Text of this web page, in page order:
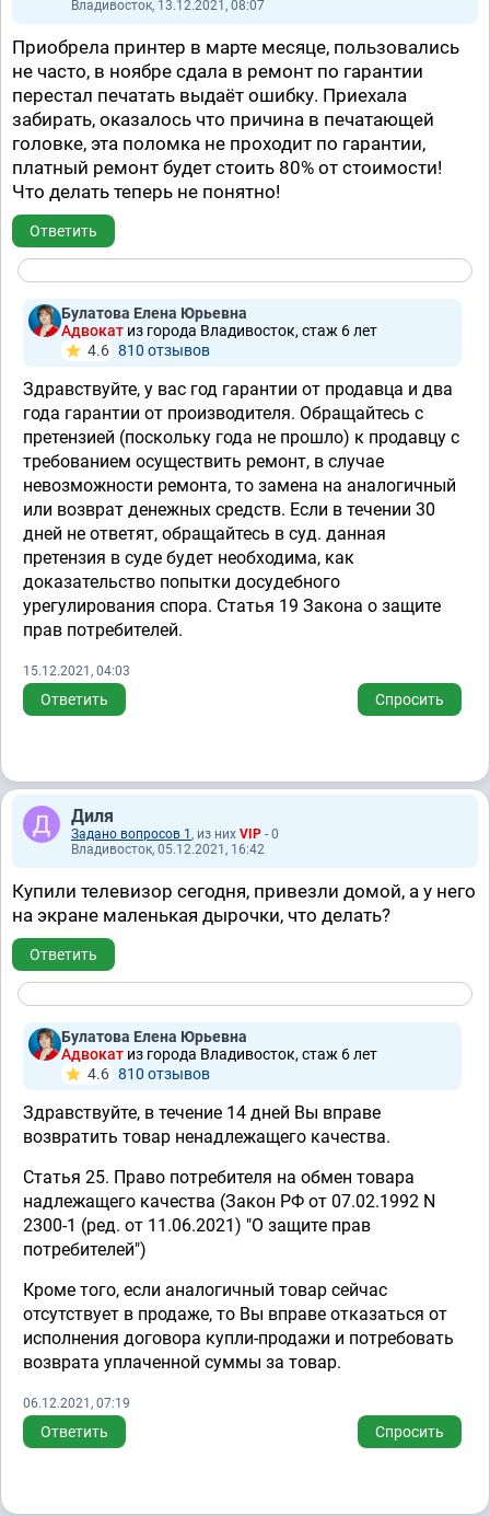
Владивосток, 13.12.2021, 08:07
Приобрела принтер в марте месяце, пользовались
не часто, в ноябре сдала в ремонт по гарантии
перестал печатать выдаёт ошибку. Приехала
забирать, оказалось что причина в печатающей
головке, эта поломка не проходит по гарантии,
платный ремонт будет стоить 80% от стоимости!
Что делать теперь не понятно!
Ответить
Булатова Елена Юрьевна
Адвокат из города Владивосток, стаж 6 лет
4.6 810 отзывов
Здравствуйте, у вас год гарантии от продавца и два
года гарантии от производителя. Обращайтесь с
претензией (поскольку года не прошло) к продавцу с
требованием осуществить ремонт, в случае
невозможности ремонта, то замена на аналогичный
или возврат денежных средств. Если в течении 30
дней не ответят, обращайтесь в суд. данная
претензия в суде будет необходима, как
доказательство попытки досудебного
урегулирования спора. Статья 19 Закона о защите
прав потребителей.
15.12.2021, 04:03
Ответить Спросить
Диля
Задано вопросов 1 , из них VIP - 0
Владивосток, 05.12.2021, 16:42
Купили телевизор сегодня, привезли домой, а у него
на экране маленькая дырочки, что делать?
Ответить
Булатова Елена Юрьевна
Адвокат из города Владивосток, стаж 6 лет
4.6 810 отзывов
Здравствуйте, в течение 14 дней Вы вправе
возвратить товар ненадлежащего качества.
Статья 25. Право потребителя на обмен товара
надлежащего качества (Закон РФ от 07.02.1992 N
2300-1 (ред. от 11.06.2021) "О защите прав
потребителей")
Кроме того, если аналогичный товар сейчас
отсутствует в продаже, то Вы вправе отказаться от
исполнения договора купли-продажи и потребовать
возврата уплаченной суммы за товар.
06.12.2021, 07:19
Ответить Спросить